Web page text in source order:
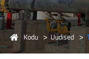
Kodu Uudised